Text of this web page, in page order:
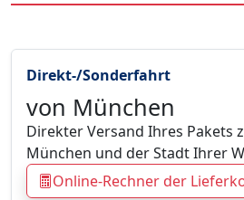
Direkt-/Sonderfahrt
von München
Direkter Versand Ihres Pakets
München und der Stadt Ihrer
Online-Rechner der